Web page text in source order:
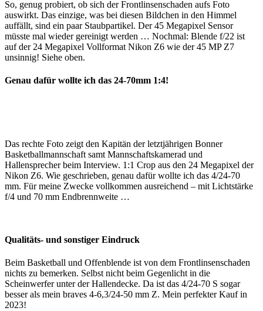
So, genug probiert, ob sich der Frontlinsenschaden aufs Foto
auswirkt. Das einzige, was bei diesen Bildchen in den Himmel
auffällt, sind ein paar Staubpartikel. Der 45 Megapixel Sensor
müsste mal wieder gereinigt werden … Nochmal: Blende f/22 ist
auf der 24 Megapixel Vollformat Nikon Z6 wie der 45 MP Z7
unsinnig! Siehe oben.
Genau dafür wollte ich das 24-70mm 1:4!
Das rechte Foto zeigt den Kapitän der letztjährigen Bonner
Basketballmannschaft samt Mannschaftskamerad und
Hallensprecher beim Interview. 1:1 Crop aus den 24 Megapixel der
Nikon Z6. Wie geschrieben, genau dafür wollte ich das 4/24-70
mm. Für meine Zwecke vollkommen ausreichend – mit Lichtstärke
f/4 und 70 mm Endbrennweite …
Qualitäts- und sonstiger Eindruck
Beim Basketball und Offenblende ist von dem Frontlinsenschaden
nichts zu bemerken. Selbst nicht beim Gegenlicht in die
Scheinwerfer unter der Hallendecke. Da ist das 4/24-70 S sogar
besser als mein braves 4-6,3/24-50 mm Z. Mein perfekter Kauf in
2023!